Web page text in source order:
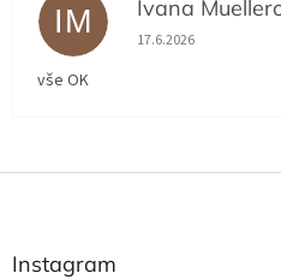
IM Ivana
Hodnocení obchodu
17.6.2026
vše OK
Z
Instagram